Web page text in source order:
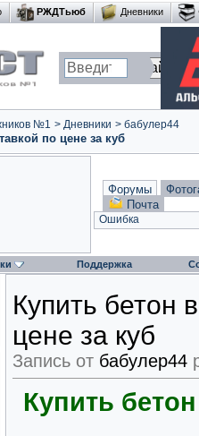
РЖДТьюб Дневники
№1 > Дневники > бабулер44
по цене за куб
Форумы
Почта
Ошибка
Поддержка
Купить бетон
цене за куб
Запись от бабулер44
Купить